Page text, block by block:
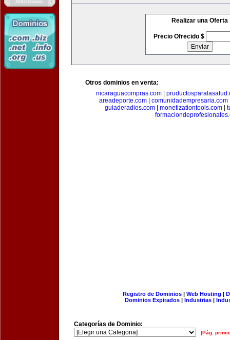
Realizar una Oferta
Precio Ofrecido $
Otros dominios en venta:
nicaraguacompras.com
areadeporte.com| comunidadempresaria.com
guiaderadios.com| monetizationtools.com|
Registro de Dominios| Web Hosting |
Dominios Expirados | Industrias |
Categorías de Dominio:
[Pág.